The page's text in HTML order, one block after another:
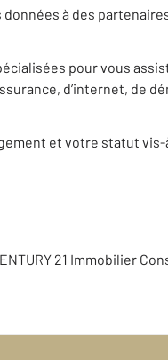
à des
pour vous
d’internet, de
et votre statut vis-
21 Immobilier